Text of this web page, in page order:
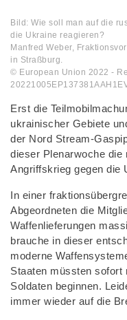
Bild: Wie soll man auf die
die Ukraine reagieren?
Manfred Weber,
in Straßburg.
© European Union 2022 -
Erst die
ukrainischer Gebiete
der Nord Stream-
dieser Plenarwoche
Angriffskrieg gegen die
In einer
Abgeordneten die
Waffenlieferungen
brauche in dieser
moderne
Staaten müssten sofort
Soldaten beginnen.
immer wieder auf die